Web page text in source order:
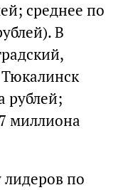
среднее по
В
рублей;
миллиона
лидеров по